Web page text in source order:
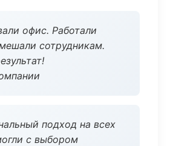
офис. Работали
сотрудникам.
подход на всех
с выбором